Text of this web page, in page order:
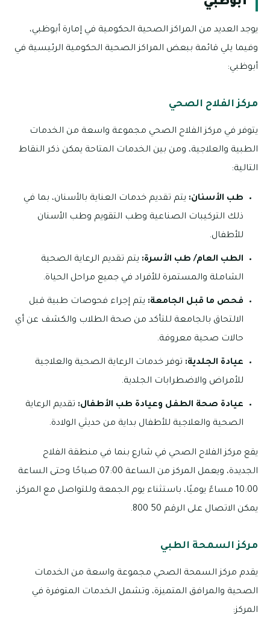
يوجد العديد من المراكز الصحية الحكومية في إمارة أبوظبي،
وفيما يلي قائمة ببعض المراكز الصحية الحكومية الرئيسية في
أبوظبي:
مركز الفلاح الصحي
يتوفر في مركز الفلاح الصحي مجموعة واسعة من الخدمات
الطبية والعلاجية، ومن بين الخدمات المتاحة يمكن ذكر النقاط
التالية:
طب الأسنان: يتم تقديم خدمات العناية بالأسنان، بما في
ذلك التركيبات الصناعية وطب التقويم وطب الأسنان
للأطفال.
الطب العام/ طب الأسرة: يتم تقديم الرعاية الصحية
الشاملة والمستمرة للأفراد في جميع مراحل الحياة.
فحص ما قبل الجامعة: يتم إجراء فحوصات طبية قبل
الالتحاق بالجامعة للتأكد من صحة الطلاب والكشف عن أي
حالات صحية معروفة.
عيادة الجلدية: توفر خدمات الرعاية الصحية والعلاجية
للأمراض والاضطرابات الجلدية.
عيادة صحة الطفل وعيادة طب الأطفال: تقديم الرعاية
الصحية والعلاجية للأطفال بداية من حديثي الولادة.
يقع مركز الفلاح الصحي في شارع بنما في منطقة الفلاح
الجديدة، ويعمل المركز من الساعة 07:00 صباحًا وحتى الساعة
10:00 مساءً يوميًا، باستثناء يوم الجمعة وللتواصل مع المركز،
يمكن الاتصال على الرقم 50 800.
مركز السمحة الطبي
يقدم مركز السمحة الصحي مجموعة واسعة من الخدمات
الصحية والمرافق المتميزة، وتشمل الخدمات المتوفرة في
المركز: